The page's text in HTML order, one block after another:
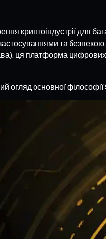
криптоіндустрії для
та
ця платформа
огляд основної